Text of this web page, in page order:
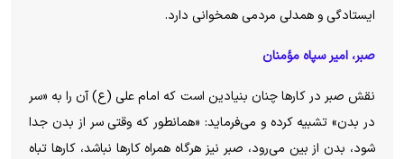
ایستادگی و همدلی مردمی همخوانی دارد.
صبر، امیر سپاه مؤمنان
نقش صبر در کارها چنان بنیادین است که امام علی (ع) آن را به «سر
در بدن» تشبیه کرده و می‌فرماید: «همانطور که وقتی سر از بدن جدا
شود، بدن از بین می‌رود، صبر نیز هرگاه همراه کارها نباشد، کارها تباه